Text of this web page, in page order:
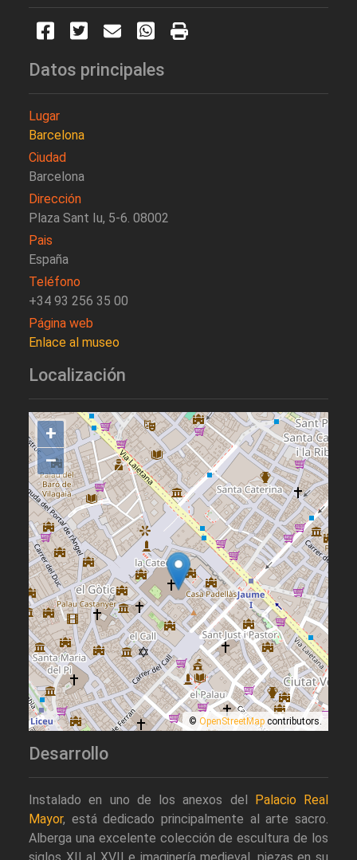
Datos principales
Lugar
Barcelona
Ciudad
Barcelona
Dirección
Plaza Sant Iu, 5-6. 08002
Pais
España
Teléfono
+34 93 256 35 00
Página web
Enlace al museo
Localización
+
–
© OpenStreetMap contributors.
Desarrollo
Instalado en uno de los anexos del
Palacio Real
Mayor, está dedicado principalmente al arte sacro.
Alberga una excelente colección de escultura de los